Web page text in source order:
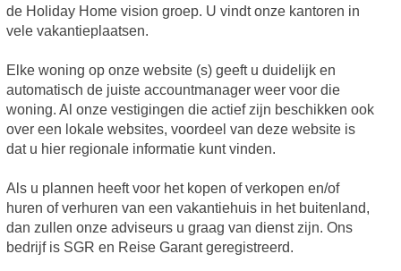
de Holiday Home vision groep. U vindt onze kantoren in
vele vakantieplaatsen.
Elke woning op onze website (s) geeft u duidelijk en
automatisch de juiste accountmanager weer voor die
woning. Al onze vestigingen die actief zijn beschikken ook
over een lokale websites, voordeel van deze website is
dat u hier regionale informatie kunt vinden.
Als u plannen heeft voor het kopen of verkopen en/of
huren of verhuren van een vakantiehuis in het buitenland,
dan zullen onze adviseurs u graag van dienst zijn. Ons
bedrijf is SGR en Reise Garant geregistreerd.